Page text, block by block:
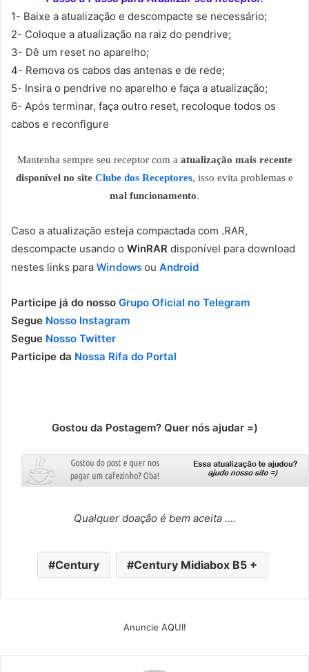
1- Baixe a atualização e descompacte se necessário;
2- Coloque a atualização na raiz do pendrive;
3- Dê um reset no aparelho;
4- Remova os cabos das antenas e de rede;
5- Insira o pendrive no aparelho e faça a atualização;
6- Após terminar, faça outro reset, recoloque todos os
cabos e reconfigure
Mantenha sempre seu receptor com a atualização mais recente
disponível no site Clube dos Receptores, isso evita problemas e
mal funcionamento.
Caso a atualização esteja compactada com .RAR,
descompacte usando o WinRAR disponível para download
nestes links para Windows ou Android
Participe já do nosso Grupo Oficial no Telegram
Segue Nosso Instagram
Segue Nosso Twitter
Participe da Nossa Rifa do Portal
Gostou da Postagem? Quer nós ajudar =)
Qualquer doação é bem aceita ….
Century Century Midiabox B5 +
Anuncie AQUI!